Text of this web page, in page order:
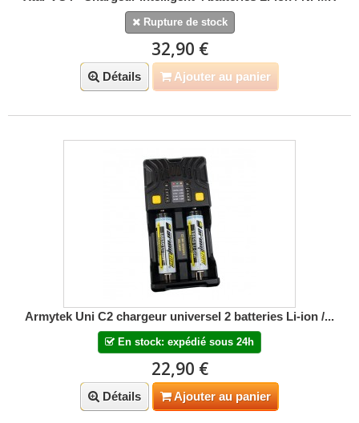
Rupture de stock
32,90 €
Détails Ajouter au panier
Armytek Uni C2 chargeur universel 2 batteries Li-ion /...
En stock: expédié sous 24h
22,90 €
Détails Ajouter au panier